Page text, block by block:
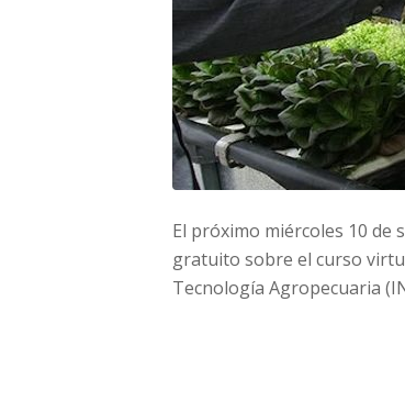
El próximo miércoles 10
gratuito sobre el curso
Tecnología Agropecuaria